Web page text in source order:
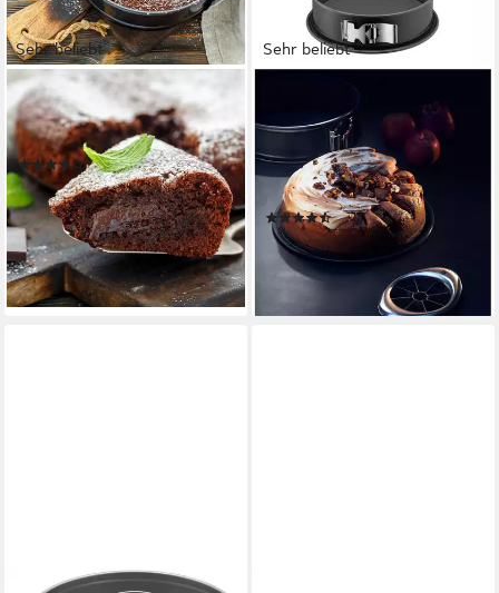
Sehr beliebt
RELAXDAYS
Springform 4-teiliges
Springform Set
(136)
19,99 € UVP39,99 €
-50%
lieferbar - in 2-3 Werktagen bei dir
Sehr beliebt
KAISER BACKFORMEN
Backform La Forme Plus,
schnittfest, backofenfest,
auslaufsicher, Made in
Germany
(37)
ab 28,94 € 44,99 €
-36%
lieferbar - in 1-2 Werktagen bei dir